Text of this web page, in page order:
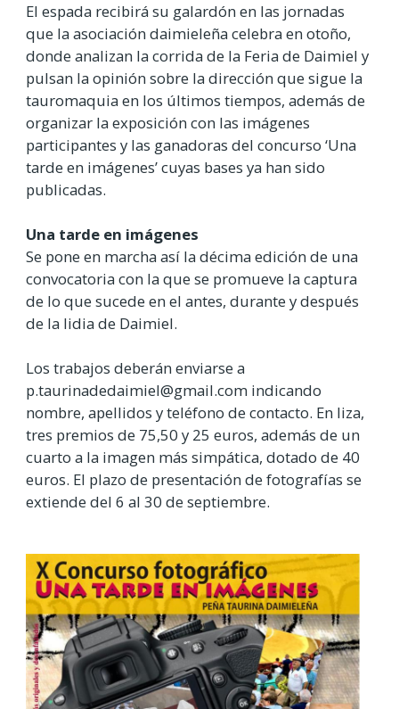
El espada recibirá su galardón en las jornadas
que la asociación daimieleña celebra en otoño,
donde analizan la corrida de la Feria de Daimiel y
pulsan la opinión sobre la dirección que sigue la
tauromaquia en los últimos tiempos, además de
organizar la exposición con las imágenes
participantes y las ganadoras del concurso ‘Una
tarde en imágenes’ cuyas bases ya han sido
publicadas.
Una tarde en imágenes
Se pone en marcha así la décima edición de una
convocatoria con la que se promueve la captura
de lo que sucede en el antes, durante y después
de la lidia de Daimiel.
Los trabajos deberán enviarse a
p.taurinadedaimiel@gmail.com indicando
nombre, apellidos y teléfono de contacto. En liza,
tres premios de 75,50 y 25 euros, además de un
cuarto a la imagen más simpática, dotado de 40
euros. El plazo de presentación de fotografías se
extiende del 6 al 30 de septiembre.